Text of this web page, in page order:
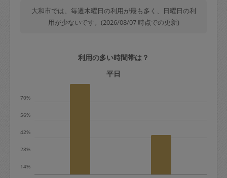
金額の100%＋交通費全額
定期契約をキャンセルする場合、毎週定
期は月2回まで隔週定期は月1回までキャ
ンセル料は発生しません。それ以上はキ
大和市では、毎週木曜日の利用が最も多く、日曜日の利
用が少ないです。(2026/08/07 時点での更新)
利用の多い時間帯は？
平日
14%
28%
42%
56%
70%